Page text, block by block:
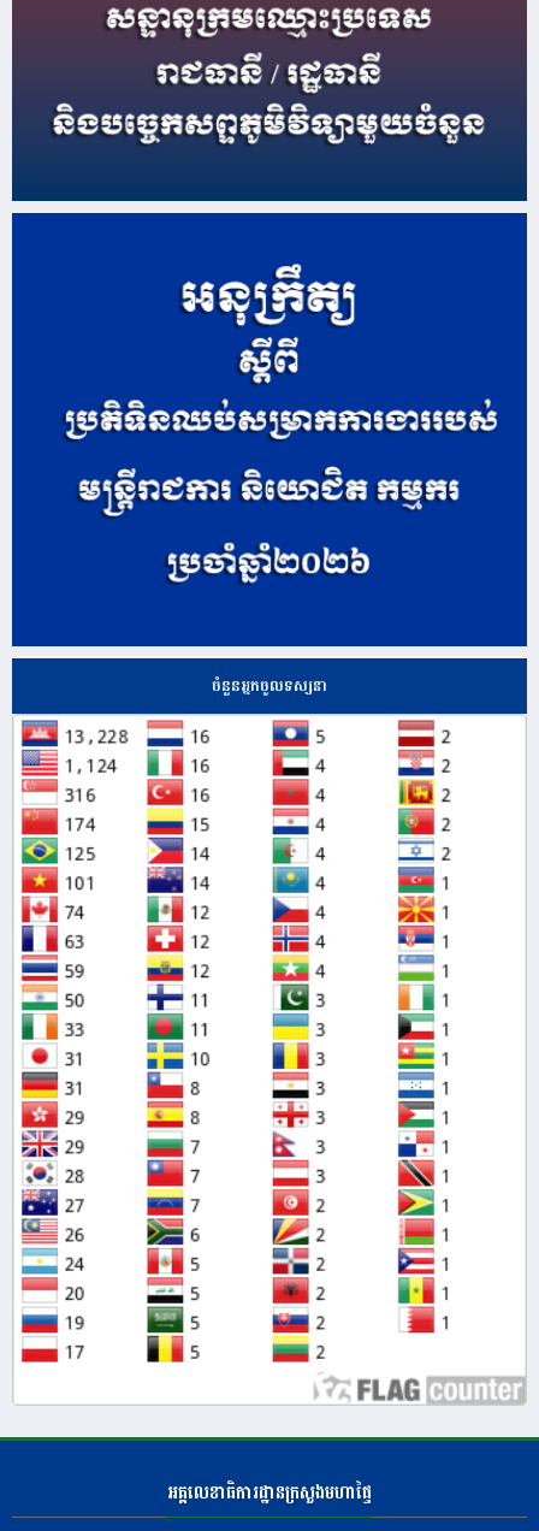
ចំនួនអ្នកចូលទស្សនា
អគ្គលេខាធិការដ្ឋានក្រសួងមហាផ្ទៃ